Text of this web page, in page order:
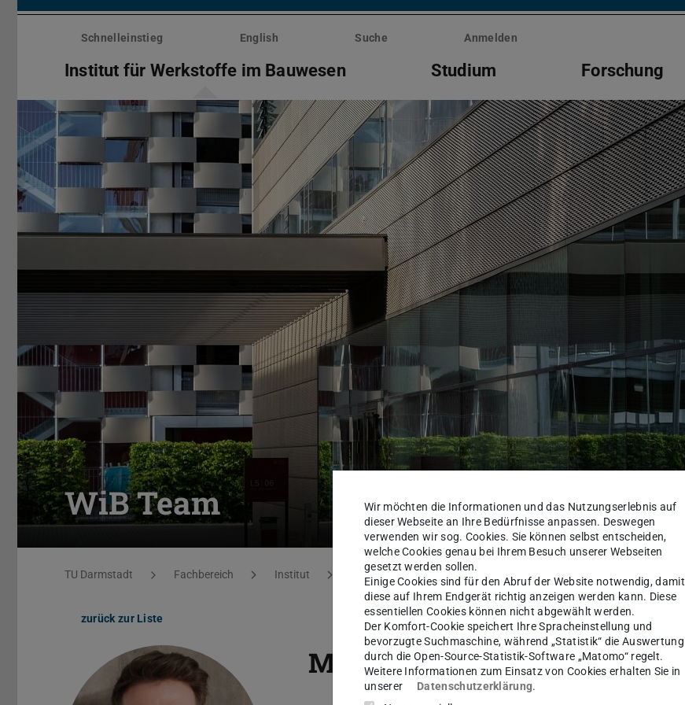
Menü
überspringenSchnelleinstieg English Suche Anmelden
Institut für Werkstoffe im Bauwesen Studium Forschung
WiB Team
Sie befinden sich hier:
TU Darmstadt Fachbereich Institut Institut für Werkstoffe im Bauwesen Team
zurück zur Liste
M.Sc.Maximilian Mayer
Wir möchten die Informationen und das Nutzungserlebnis auf
dieser Webseite an Ihre Bedürfnisse anpassen. Deswegen
verwenden wir sog. Cookies. Sie können selbst entscheiden,
welche Cookies genau bei Ihrem Besuch unserer Webseiten
gesetzt werden sollen.
Einige Cookies sind für den Abruf der Website notwendig, damit
diese auf Ihrem Endgerät richtig anzeigen werden kann. Diese
essentiellen Cookies können nicht abgewählt werden.
Der Komfort-Cookie speichert Ihre Spracheinstellung und
bevorzugte Suchmaschine, während „Statistik“ die Auswertung
durch die Open-Source-Statistik-Software „Matomo“ regelt.
Weitere Informationen zum Einsatz von Cookies erhalten Sie in
unserer
Datenschutzerklärung.